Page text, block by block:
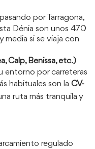
por Tarragona,
Dénia son unos 470
media si se viaja con
Calp, Benissa, etc.)
entorno por carreteras
habituales son la CV-
ruta más tranquila y
regulado